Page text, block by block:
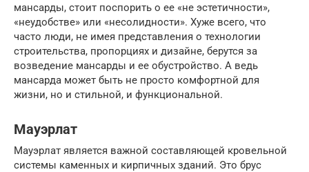
мансарды, стоит поспорить о ее «не эстетичности»,
«неудобстве» или «несолидности». Хуже всего, что
часто люди, не имея представления о технологии
строительства, пропорциях и дизайне, берутся за
возведение мансарды и ее обустройство. А ведь
мансарда может быть не просто комфортной для
жизни, но и стильной, и функциональной.
Мауэрлат
Мауэрлат является важной составляющей кровельной
системы каменных и кирпичных зданий. Это брус